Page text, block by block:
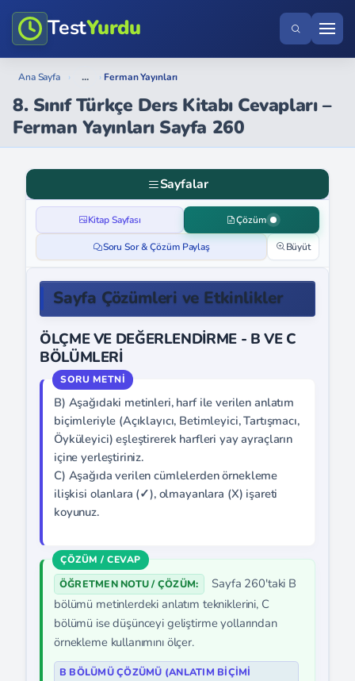
TestYurdu
Ana Sayfa › ... › Ferman Yayınları
8. Sınıf Türkçe Ders Kitabı Cevapları –
Ferman Yayınları Sayfa 260
Sayfalar
Kitap Sayfası Çözüm
Soru Sor & Çözüm Paylaş Büyüt
Sayfa Çözümleri ve Etkinlikler
ÖLÇME VE DEĞERLENDİRME - B VE C
BÖLÜMLERİ
B) Aşağıdaki metinleri, harf ile verilen anlatım
biçimleriyle (Açıklayıcı, Betimleyici, Tartışmacı,
Öyküleyici) eşleştirerek harfleri yay ayraçların
içine yerleştiriniz.
C) Aşağıda verilen cümlelerden örnekleme
ilişkisi olanlara (✓), olmayanlara (X) işareti
koyunuz.
ÖĞRETMEN NOTU / ÇÖZÜM:
Sayfa 260'taki B
bölümü metinlerdeki anlatım tekniklerini, C
bölümü ise düşünceyi geliştirme yollarından
örnekleme kullanımını ölçer.
B BÖLÜMÜ ÇÖZÜMÜ (ANLATIM BIÇIMI